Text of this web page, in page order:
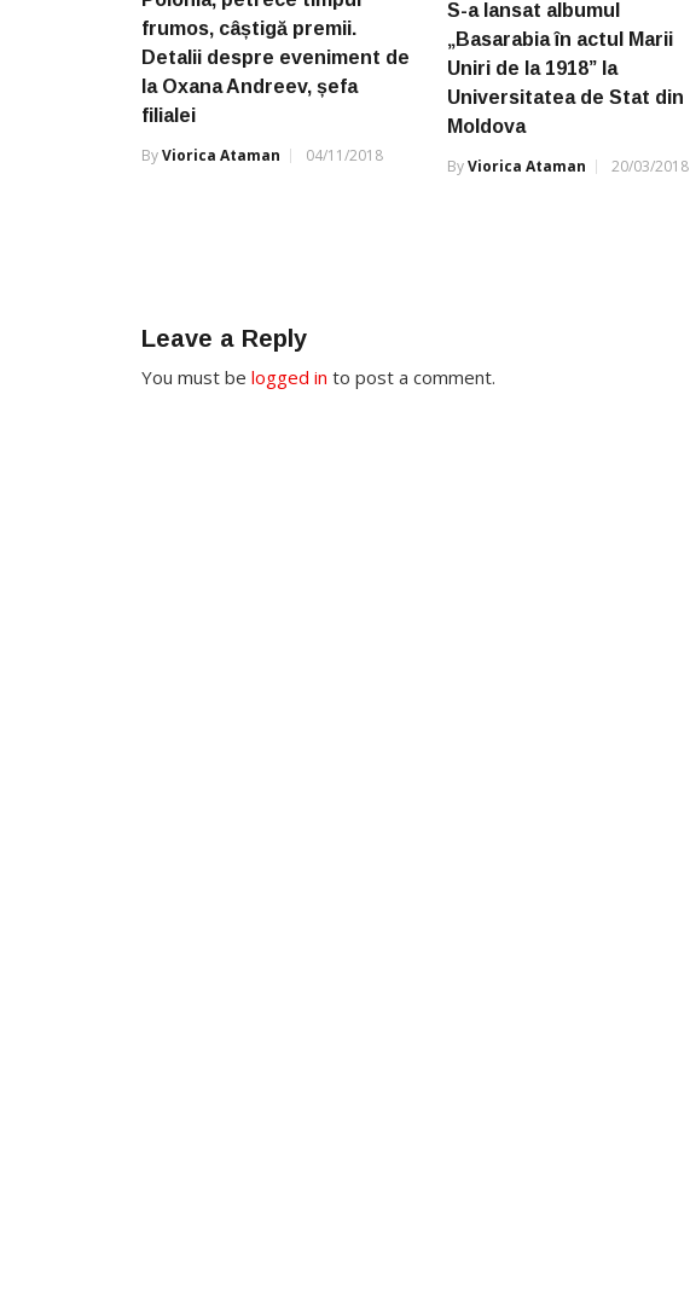
frumos, câștigă premii.
Detalii despre eveniment de
la Oxana Andreev, șefa
filialei
ByViorica Ataman 04/11/2018
S-a lansat albumul
„Basarabia în actul Marii
Uniri de la 1918” la
Universitatea de Stat din
Moldova
ByViorica Ataman 20/03/2018
Leave a Reply
You must be logged in to post a comment.